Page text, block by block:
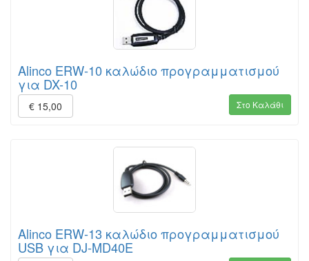
Alinco ERW-10 καλώδιο προγραμματισμού
για DX-10
€ 15,00 Στο Καλάθι
Alinco ERW-13 καλώδιο προγραμματισμού
USB για DJ-MD40E